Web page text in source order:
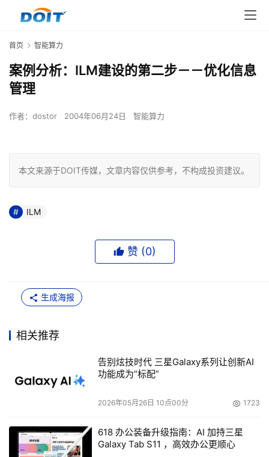
首页 智能算力
案例分析：ILM建设的第二步－－优化信息
管理
作者： dostor 2004年06月24日 智能算力
本文来源于DOIT传媒，文章内容仅供参考，不构成投资建议。
ILM
赞 (0)
生成海报
相关推荐
告别炫技时代 三星Galaxy系列让创新AI
功能成为“标配”
2026年05月26日 10点00分 1723
618 办公装备升级指南：AI 加持三星
Galaxy Tab S11 ，高效办公更顺心